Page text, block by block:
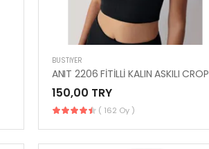
BUSTIYER
ANIT 2206 FİTİLLİ KALIN ASKILI CROP
150,00 TRY
( 162 Oy )